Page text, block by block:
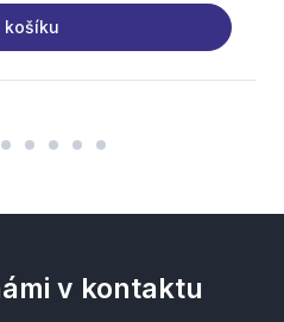
košíku
v kontaktu